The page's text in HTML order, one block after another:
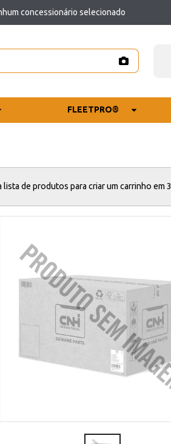
concessionário selecionado
FLEETPRO®
lista de produtos para criar um carrinho em